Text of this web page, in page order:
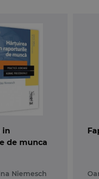
Facultatii de Drept
specializate in
si
munca.
,
judecator in cadrul
Cauze privind
din Bucuresti.
in
de munca
Niemesch